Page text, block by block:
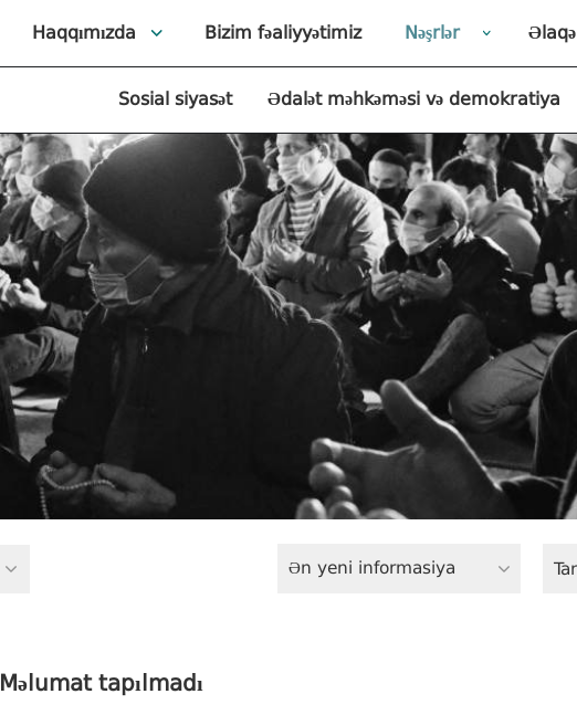
Haqqımızda Bizim fəaliyyətimiz Nəşrlər Əlaqə
Sosial siyasət Ədalət məhkəməsi və demokratiya
Ən yeni informasiya
Məlumat tapılmadı